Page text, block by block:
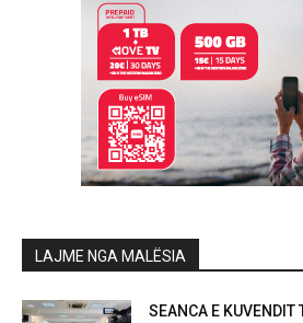
LAJME NGA MALËSIA
SEANCA E KUVENDIT